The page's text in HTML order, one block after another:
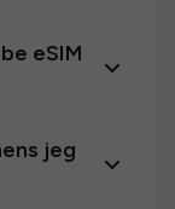
eSIM
jeg